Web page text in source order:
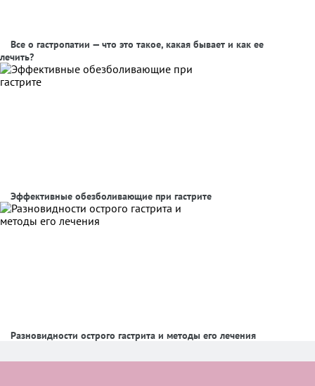
Все о гастропатии — что это такое, какая бывает и как ее
лечить?
Эффективные обезболивающие при гастрите
Разновидности острого гастрита и методы его лечения